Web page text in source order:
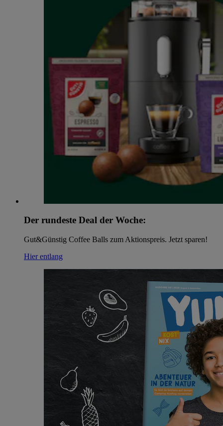
Der rundeste Deal der Woche:
Gut&Günstig Coffee Balls zum Aktionspreis. Jetzt sparen!
Hier entlang